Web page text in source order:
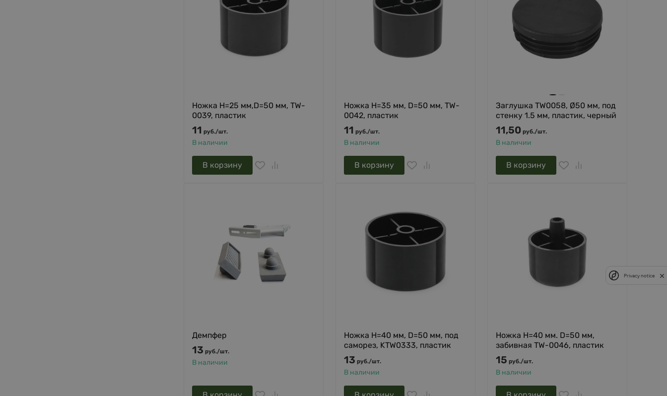
Ножка H=25 мм,D=50 мм, TW-
0039, пластик
11 руб./шт.
В наличии
В корзину
Ножка H=35 мм, D=50 мм, TW-
0042, пластик
11 руб./шт.
В наличии
В корзину
Заглушка TW0058, Ø50 мм, под
стенку 1.5 мм, пластик, черный
11,50 руб./шт.
В наличии
В корзину
Демпфер
13 руб./шт.
В наличии
Ножка H=40 мм, D=50 мм, под
саморез, KTW0333, пластик
13 руб./шт.
В наличии
Ножка H=40 мм. D=50 мм,
забивная TW-0046, пластик
15 руб./шт.
В наличии
Privacy notice